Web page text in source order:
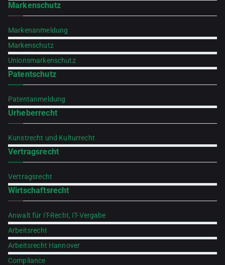
Markenschutz
Markenanmeldung
Markenschutz
Unionsmarkenschutz
Patentschutz
Patentanmeldung
Urheberrecht
Kunstrecht und Kulturrecht
Vertragsrecht
Vertragsrecht
Wirtschaftsrecht
Anwalt für IT-Recht, IT-Vergabe
Arbeitsrecht
Arbeitsrecht Hannover
Compliance